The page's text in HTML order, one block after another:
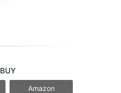
BUY
Amazon